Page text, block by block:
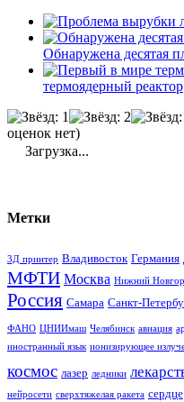
Обнаружена десятая
термоядерный реактор
оценок нет)
Загрузка...
Метки
3Д принтер Владивосток Германия
МФТИ Москва Нижний
Россия Самара Санкт-
ФАНО ЦНИИмаш Челябинск авиация
иностранный язык ионизирующее
космос лазер ледники
нейросети сверхтяжелая ракета сердце